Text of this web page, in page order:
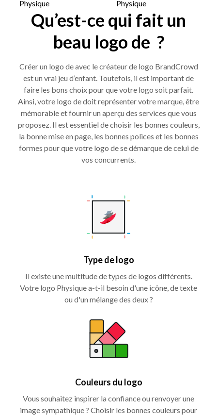
Qu’est-ce qui fait un
beau logo de ?
Créer un logo de avec le créateur de logo BrandCrowd
est un vrai jeu d’enfant. Toutefois, il est important de
faire les bons choix pour que votre logo soit parfait.
Ainsi, votre logo de doit représenter votre marque, être
mémorable et fournir un aperçu des services que vous
proposez. Il est essentiel de choisir les bonnes couleurs,
la bonne mise en page, les bonnes polices et les bonnes
formes pour que votre logo de se démarque de celui de
vos concurrents.
Type de logo
Il existe une multitude de types de logos différents.
Votre logo Physique a-t-il besoin d'une icône, de texte
ou d'un mélange des deux ?
Couleurs du logo
Vous souhaitez inspirer la confiance ou renvoyer une
image sympathique ? Choisir les bonnes couleurs pour